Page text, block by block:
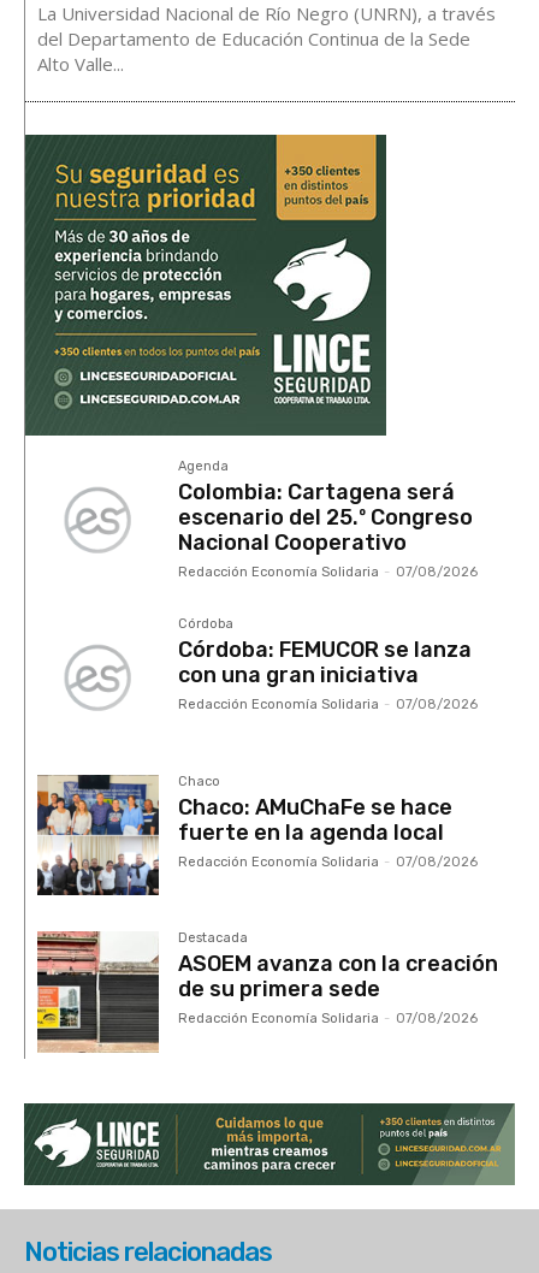
La Universidad Nacional de Río Negro (UNRN), a través
del Departamento de Educación Continua de la Sede
Alto Valle...
Agenda
Colombia: Cartagena será
escenario del 25.º Congreso
Nacional Cooperativo
Redacción Economía Solidaria - 07/08/2026
Córdoba
Córdoba: FEMUCOR se lanza
con una gran iniciativa
Redacción Economía Solidaria - 07/08/2026
Chaco
Chaco: AMuChaFe se hace
fuerte en la agenda local
Redacción Economía Solidaria - 07/08/2026
Destacada
ASOEM avanza con la creación
de su primera sede
Redacción Economía Solidaria - 07/08/2026
Noticias relacionadas